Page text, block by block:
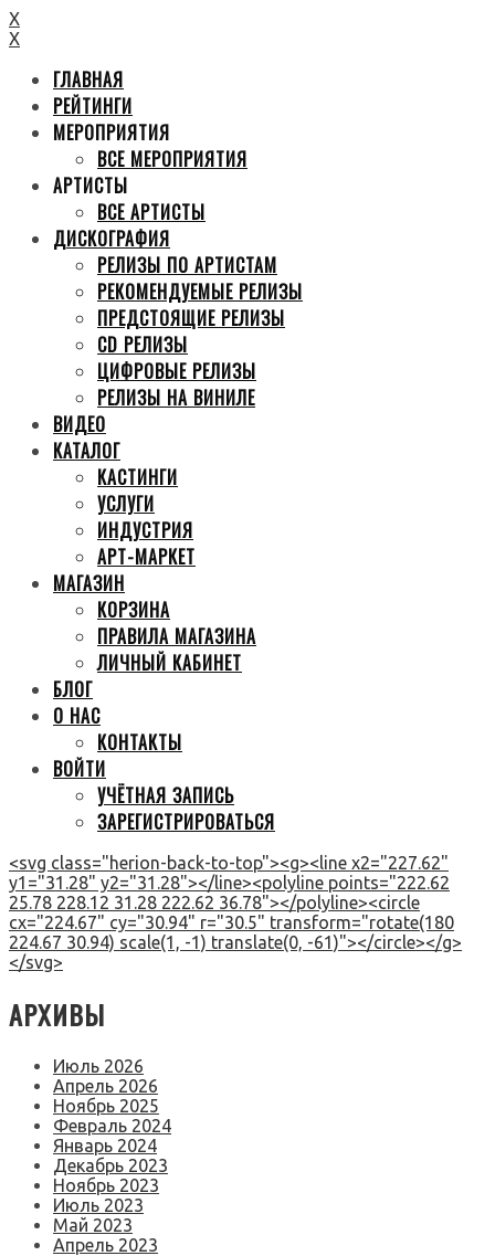
X
X
ГЛАВНАЯ
РЕЙТИНГИ
МЕРОПРИЯТИЯ
ВСЕ МЕРОПРИЯТИЯ
АРТИСТЫ
ВСЕ АРТИСТЫ
ДИСКОГРАФИЯ
РЕЛИЗЫ ПО АРТИСТАМ
РЕКОМЕНДУЕМЫЕ РЕЛИЗЫ
ПРЕДСТОЯЩИЕ РЕЛИЗЫ
CD РЕЛИЗЫ
ЦИФРОВЫЕ РЕЛИЗЫ
РЕЛИЗЫ НА ВИНИЛЕ
ВИДЕО
КАТАЛОГ
КАСТИНГИ
УСЛУГИ
ИНДУСТРИЯ
АРТ-МАРКЕТ
МАГАЗИН
КОРЗИНА
ПРАВИЛА МАГАЗИНА
ЛИЧНЫЙ КАБИНЕТ
БЛОГ
О НАС
КОНТАКТЫ
ВОЙТИ
УЧЁТНАЯ ЗАПИСЬ
ЗАРЕГИСТРИРОВАТЬСЯ
<svg class="herion-back-to-top"><g><line x2="227.62"
y1="31.28" y2="31.28"></line><polyline points="222.62
25.78 228.12 31.28 222.62 36.78"></polyline><circle
cx="224.67" cy="30.94" r="30.5" transform="rotate(180
224.67 30.94) scale(1, -1) translate(0, -61)"></circle></g>
</svg>
АРХИВЫ
Июль 2026
Апрель 2026
Ноябрь 2025
Февраль 2024
Январь 2024
Декабрь 2023
Ноябрь 2023
Июль 2023
Май 2023
Апрель 2023